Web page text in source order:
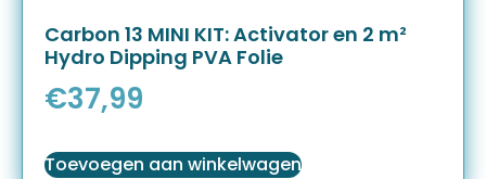
Carbon 13 MINI KIT: Activator en 2 m²
Hydro Dipping PVA Folie
€37,99
Toevoegen aan winkelwagen